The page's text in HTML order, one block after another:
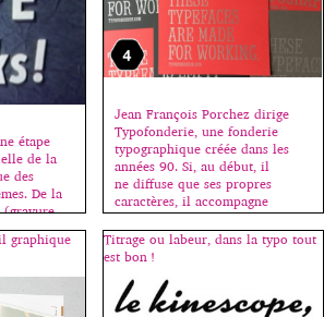
étape
de la
des
De la
dans
et de
Jean François Porchez dirige
Typofonderie, une fonderie
typographique créée dans les
années 90. Si, au début, il
ne diffuse que ses propres
caractères, il accompagne
maintenant d’autres créateurs
qu’il commercialise également.
En parallèle, il est à la tête
caractères sur-mesure pour des
entreprises, des
graphique
Titrage ou labeur, dans la typo tout
est bon !